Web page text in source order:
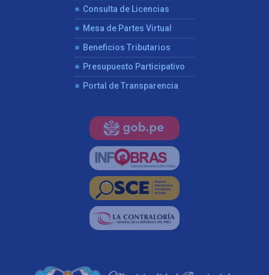
Consulta de Licencias
Mesa de Partes Virtual
Beneficios Tributarios
Presupuesto Participativo
Portal de Transparencia